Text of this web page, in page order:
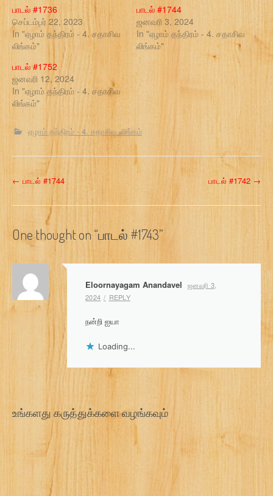
பாடல் #1736
செப்டம்பர் 22, 2023
In "ஏழாம் தந்திரம் - 4. சதாசிவ
லிங்கம்"
பாடல் #1744
ஜனவரி 3, 2024
In "ஏழாம் தந்திரம் - 4. சதாசிவ
லிங்கம்"
பாடல் #1752
ஜனவரி 12, 2024
In "ஏழாம் தந்திரம் - 4. சதாசிவ
லிங்கம்"
ஏழாம் தந்திரம் - 4. சதாசிவ லிங்கம்
P
o
s
n
a
v
← பாடல் #1744 பாடல் #1742 →
One thought on “பாடல் #1743”
Eloornayagam Anandavel
ஜனவரி 3,
2024
REPLY
நன்றி ஐயா
Loading...
உங்களது கருத்துக்களை வழங்கவும்